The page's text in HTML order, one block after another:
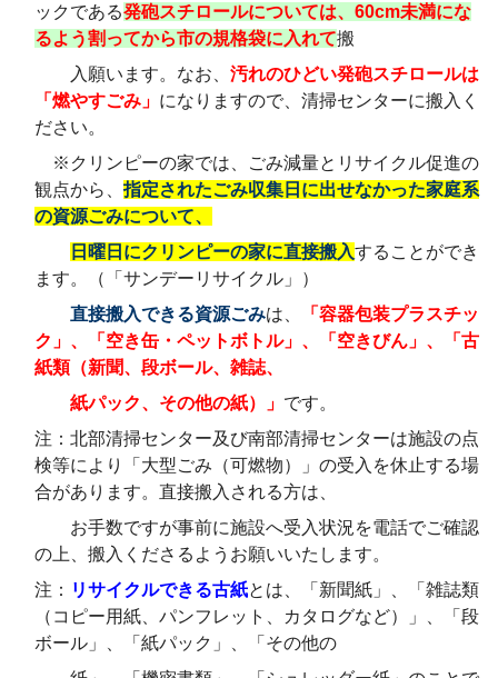
ックである発砲スチロールについては、60cm未満にな
るよう割ってから市の規格袋に入れて搬
入願います。なお、汚れのひどい発砲スチロールは
「燃やすごみ」 になりますので、清掃センターに搬入 く
ださい。
※クリンピーの家では、ごみ減量とリサイクル促進の
観点から、指定されたごみ収集日に出せなかった家庭系
の資源ごみについて、
日曜日にクリンピーの家に直接搬入することができ
ます。（「サンデーリサイクル」）
直接搬入できる資源ごみは、
「容器包装プラスチッ
ク」、「空き缶・ペットボトル」、「空きびん」、「古
紙類（新聞、段ボール、雑誌、
紙パック、その他の紙）」 です。
注：北部清掃センター及び南部清掃センターは施設の点
検等により「大型ごみ（可燃物）」の受入を休止する場
合があります。直接搬入される方は、
お手数ですが事前に施設へ受入状況を電話でご確認
の上、搬入くださるようお願いいたします。
注： リサイクルできる古紙とは、「新聞紙」、「雑誌類
（コピー用紙、パンフレット、カタログなど）」、「段
ボール」、「紙パック」、「その他の